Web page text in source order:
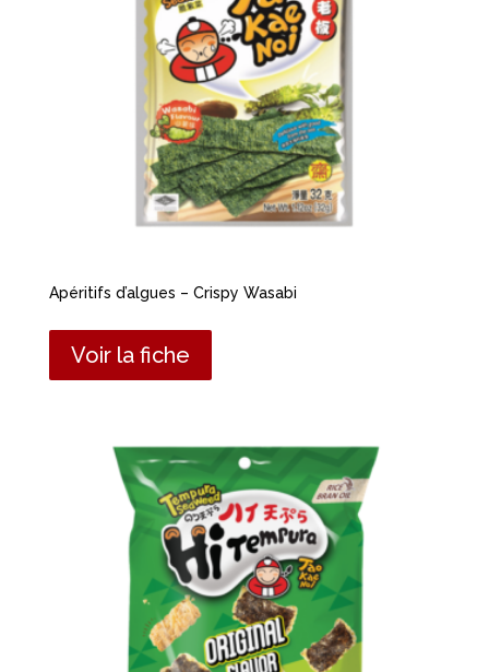
Apéritifs d’algues – Crispy Wasabi
Voir la fiche